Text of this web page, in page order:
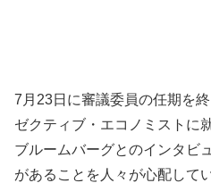
7月23日に審議委員の任期を
ゼクティブ・エコノミストに
ブルームバーグとのインタビ
があることを人々が心配して